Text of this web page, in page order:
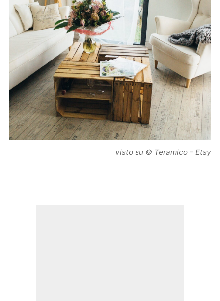
visto su © Teramico – Etsy